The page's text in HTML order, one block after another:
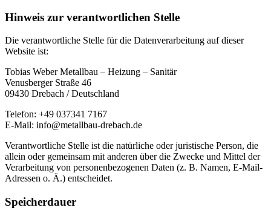
Hinweis zur verantwortlichen Stelle
Die verantwortliche Stelle für die Datenverarbeitung auf dieser
Website ist:
Tobias Weber Metallbau – Heizung – Sanitär
Venusberger Straße 46
09430 Drebach / Deutschland
Telefon: +49 037341 7167
E-Mail: info@metallbau-drebach.de
Verantwortliche Stelle ist die natürliche oder juristische Person, die
allein oder gemeinsam mit anderen über die Zwecke und Mittel der
Verarbeitung von personenbezogenen Daten (z. B. Namen, E-Mail-
Adressen o. Ä.) entscheidet.
Speicherdauer